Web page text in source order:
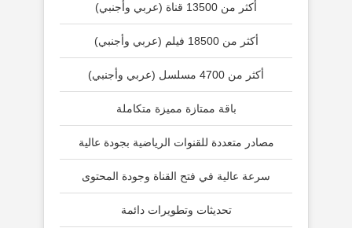
أكثر من 13500 قناة (عربي وأجنبي)
أكثر من 18500 فيلم (عربي وأجنبي)
أكثر من 4700 مسلسل (عربي وأجنبي)
باقة ممتازة مميزة متكاملة
مصادر متعددة للقنوات الرياضية بجودة عالية
سرعة عالية في فتح القناة وجودة المحتوى
تحديثات وتطويرات دائمة